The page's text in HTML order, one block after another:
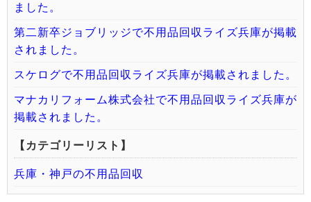
ました。
第二新卒ジョブリッジで不用品回収ライズ兵庫が掲載
されました。
スケログで不用品回収ライズ兵庫が掲載されました。
マナカリフォーム株式会社で不用品回収ライズ兵庫が
掲載されました。
【カテゴリーリスト】
兵庫・神戸の不用品回収